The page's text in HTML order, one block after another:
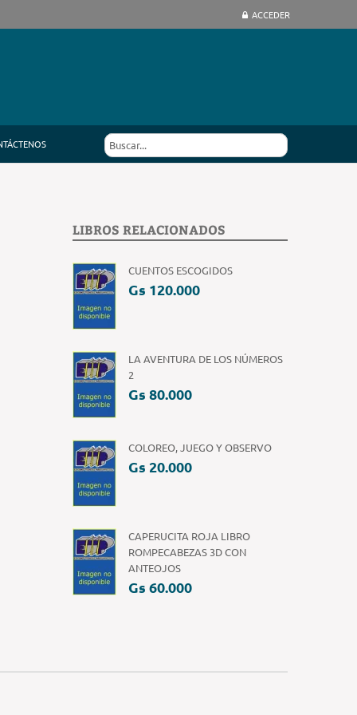
ACCEDER
LIBROS RELACIONADOS
CUENTOS ESCOGIDOS
Gs 120.000
LA AVENTURA DE LOS NÚMEROS
2
Gs 80.000
COLOREO, JUEGO Y OBSERVO
Gs 20.000
CAPERUCITA ROJA LIBRO
ROMPECABEZAS 3D CON
ANTEOJOS
Gs 60.000